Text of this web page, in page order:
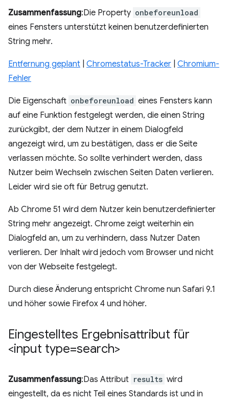
Zusammenfassung:Die Property onbeforeunload
eines Fensters unterstützt keinen benutzerdefinierten
String mehr.
Entfernung geplant Chromestatus-Tracker Chromium-
Fehler
Die Eigenschaft onbeforeunload eines Fensters kann
auf eine Funktion festgelegt werden, die einen String
zurückgibt, der dem Nutzer in einem Dialogfeld
angezeigt wird, um zu bestätigen, dass er die Seite
verlassen möchte. So sollte verhindert werden, dass
Nutzer beim Wechseln zwischen Seiten Daten verlieren.
Leider wird sie oft für Betrug genutzt.
Ab Chrome 51 wird dem Nutzer kein benutzerdefinierter
String mehr angezeigt. Chrome zeigt weiterhin ein
Dialogfeld an, um zu verhindern, dass Nutzer Daten
verlieren. Der Inhalt wird jedoch vom Browser und nicht
von der Webseite festgelegt.
Durch diese Änderung entspricht Chrome nun Safari 9.1
und höher sowie Firefox 4 und höher.
Eingestelltes Ergebnisattribut für
<input type=search>
Zusammenfassung:Das Attribut results wird
eingestellt, da es nicht Teil eines Standards ist und in